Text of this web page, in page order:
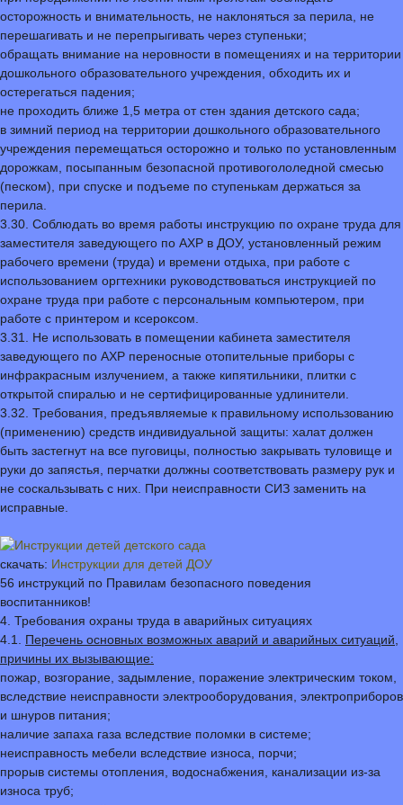
осторожность и внимательность, не наклоняться за перила, не
перешагивать и не перепрыгивать через ступеньки;
обращать внимание на неровности в помещениях и на территории
дошкольного образовательного учреждения, обходить их и
остерегаться падения;
не проходить ближе 1,5 метра от стен здания детского сада;
в зимний период на территории дошкольного образовательного
учреждения перемещаться осторожно и только по установленным
дорожкам, посыпанным безопасной противогололедной смесью
(песком), при спуске и подъеме по ступенькам держаться за
перила.
3.30. Соблюдать во время работы инструкцию по охране труда для
заместителя заведующего по АХР в ДОУ, установленный режим
рабочего времени (труда) и времени отдыха, при работе с
использованием оргтехники руководствоваться инструкцией по
охране труда при работе с персональным компьютером, при
работе с принтером и ксероксом.
3.31. Не использовать в помещении кабинета заместителя
заведующего по АХР переносные отопительные приборы с
инфракрасным излучением, а также кипятильники, плитки с
открытой спиралью и не сертифицированные удлинители.
3.32. Требования, предъявляемые к правильному использованию
(применению) средств индивидуальной защиты: халат должен
быть застегнут на все пуговицы, полностью закрывать туловище и
руки до запястья, перчатки должны соответствовать размеру рук и
не соскальзывать с них. При неисправности СИЗ заменить на
исправные.
скачать: Инструкции для детей ДОУ
56 инструкций по Правилам безопасного поведения
воспитанников!
4. Требования охраны труда в аварийных ситуациях
4.1. Перечень основных возможных аварий и аварийных ситуаций,
причины их вызывающие:
пожар, возгорание, задымление, поражение электрическим током,
вследствие неисправности электрооборудования, электроприборов
и шнуров питания;
наличие запаха газа вследствие поломки в системе;
неисправность мебели вследствие износа, порчи;
прорыв системы отопления, водоснабжения, канализации из-за
износа труб;